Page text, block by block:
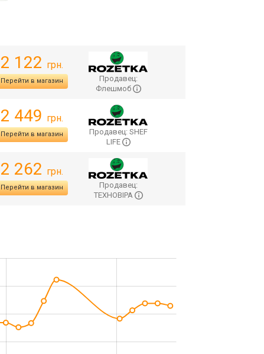
2 122 грн.
Перейти в магазин
Продавец:
Флешмоб
2 449 грн.
Перейти в магазин Продавец: SHEF
LIFE
2 262 грн.
Перейти в магазин
Продавец:
ТЕХНОВІРА